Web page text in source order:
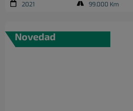
2021 99.000 Km
Novedad